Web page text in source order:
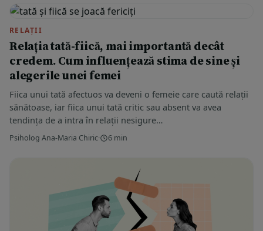
RELAȚII
Relația tată-fiică, mai importantă decât
credem. Cum influențează stima de sine și
alegerile unei femei
Fiica unui tată afectuos va deveni o femeie care caută relații
sănătoase, iar fiica unui tată critic sau absent va avea
tendința de a intra în relații nesigure…
Psiholog Ana-Maria Chiric· 6 min